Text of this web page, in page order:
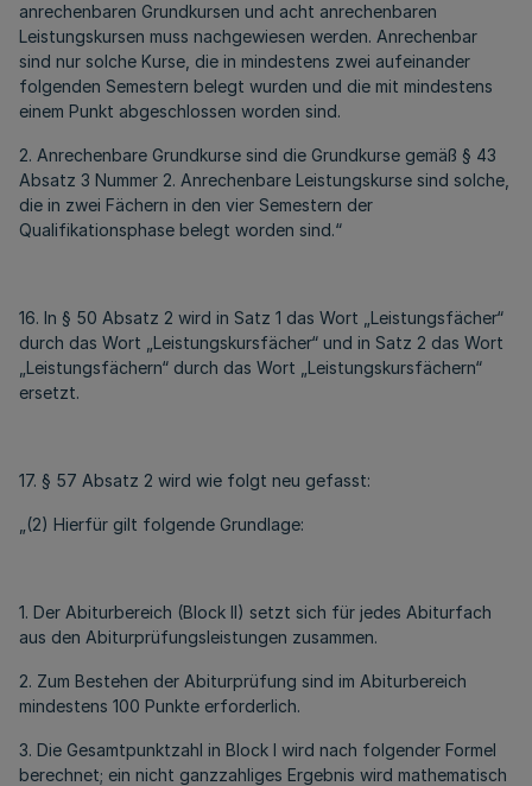
anrechenbaren Grundkursen und acht anrechenbaren
Leistungskursen muss nachgewiesen werden. Anrechenbar
sind nur solche Kurse, die in mindestens zwei aufeinander
folgenden Semestern belegt wurden und die mit mindestens
einem Punkt abgeschlossen worden sind.
2. Anrechenbare Grundkurse sind die Grundkurse gemäß § 43
Absatz 3 Nummer 2. Anrechenbare Leistungskurse sind solche,
die in zwei Fächern in den vier Semestern der
Qualifikationsphase belegt worden sind.“
16. In § 50 Absatz 2 wird in Satz 1 das Wort „Leistungsfächer“
durch das Wort „Leistungskursfächer“ und in Satz 2 das Wort
„Leistungsfächern“ durch das Wort „Leistungskursfächern“
ersetzt.
17. § 57 Absatz 2 wird wie folgt neu gefasst:
„(2) Hierfür gilt folgende Grundlage:
1. Der Abiturbereich (Block II) setzt sich für jedes Abiturfach
aus den Abiturprüfungsleistungen zusammen.
2. Zum Bestehen der Abiturprüfung sind im Abiturbereich
mindestens 100 Punkte erforderlich.
3. Die Gesamtpunktzahl in Block I wird nach folgender Formel
berechnet; ein nicht ganzzahliges Ergebnis wird mathematisch